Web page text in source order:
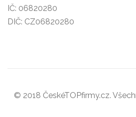
IČ: 06820280
DIČ: CZ06820280
© 2018 ČeskéTOPfirmy.cz.